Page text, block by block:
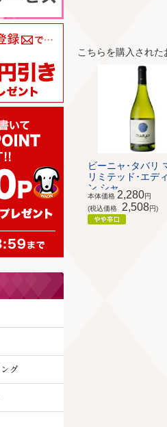
こちらを購入された
ビーニャ･タバリ
リミテッド･エデ
ン シャ...
本体価格 2,280円
(税込価格
2,508円)